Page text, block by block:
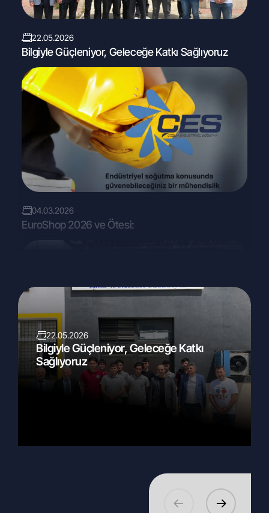
22.05.2026
Bilgiyle Güçleniyor, Geleceğe Katkı Sağlıyoruz
04.03.2026
EuroShop 2026 ve Ötesi:
EuroShop 2026 Standımızı Dijital Dünyada
22.05.2026
Bilgiyle Güçleniyor, Geleceğe Katkı
Sağlıyoruz